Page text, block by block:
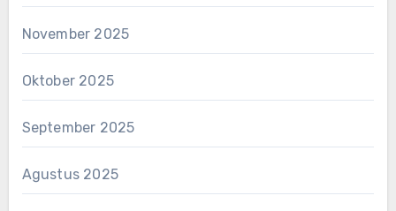
November 2025
Oktober 2025
September 2025
Agustus 2025